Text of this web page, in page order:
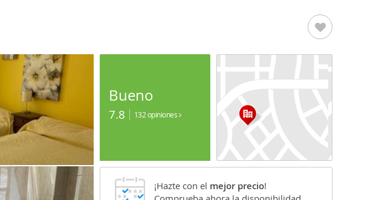
Bueno
7.8 132 opiniones
¡Hazte con el mejor precio!